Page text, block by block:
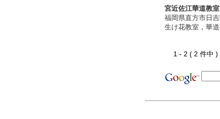
宮近佐江華道教室
福岡県直方市日
生け花教室，華
1 - 2 ( 2 件